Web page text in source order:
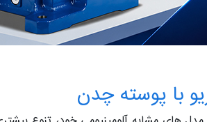
با پوسته چدن